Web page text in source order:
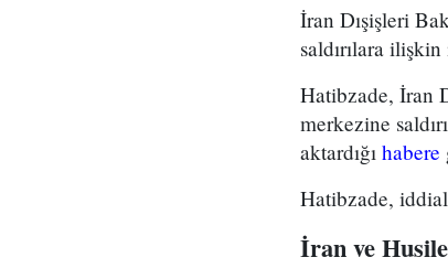
İran Dışişleri
saldırılara
Hatibzade, İran
merkezine
aktardığı habere
Hatibzade,
İran ve